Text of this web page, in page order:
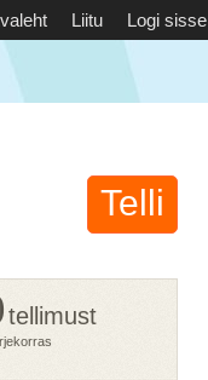
Liitu Logi sisse
Telli
tellimust